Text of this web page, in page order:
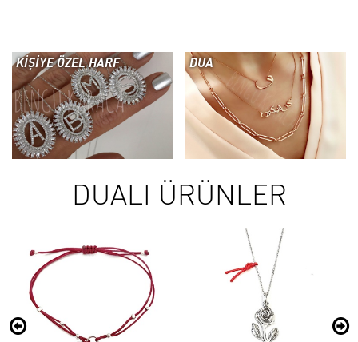
KİŞİYE ÖZEL HARF DUA
DUALI ÜRÜNLER